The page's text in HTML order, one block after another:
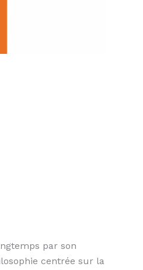
par son
centrée sur la